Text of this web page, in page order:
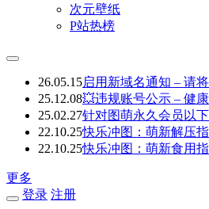
次元壁纸
P站热榜
26.05.15启用新域名通知 – 请
25.12.08💥违规账号公示 – 健
25.02.27针对图萌永久会员以
22.10.25快乐冲图：萌新解压
22.10.25快乐冲图：萌新食用
更多
登录 注册